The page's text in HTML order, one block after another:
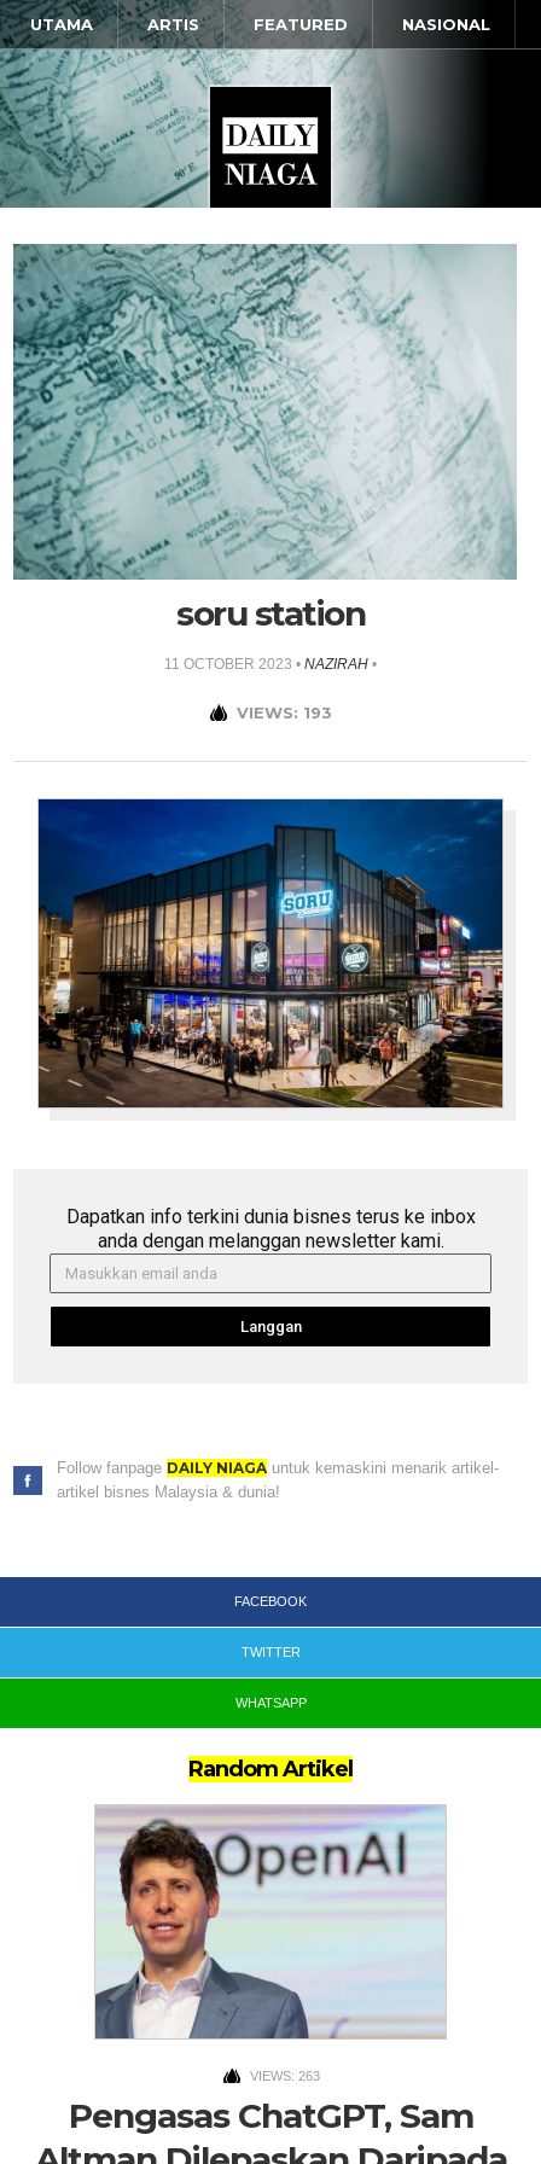
UTAMA ARTIS FEATURED NASIONAL
soru station
11 OCTOBER 2023 • NAZIRAH •
VIEWS: 193
Dapatkan info terkini dunia bisnes terus ke inbox
anda dengan melanggan newsletter kami.
Langgan
Follow fanpage DAILY NIAGAuntuk kemaskini menarik artikel-
artikel bisnes Malaysia & dunia!
FACEBOOK
TWITTER
WHATSAPP
Random Artikel
VIEWS: 263
Pengasas ChatGPT, Sam